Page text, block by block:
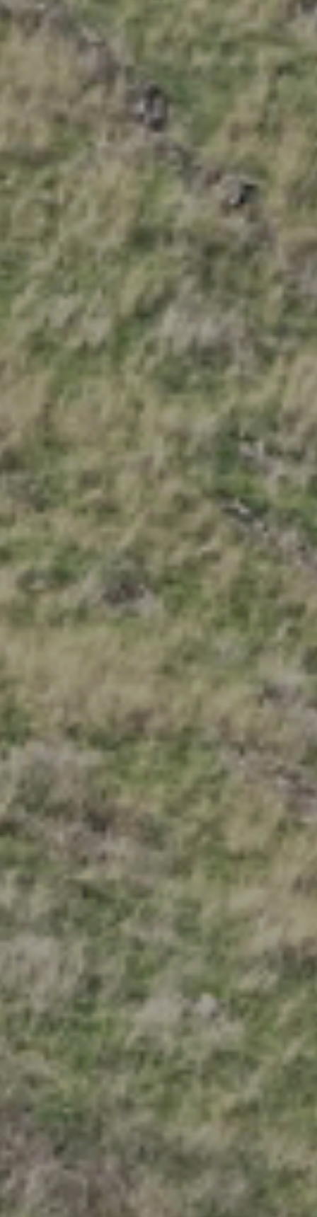
Media
Planos Diretores de Iluminação do
Concelho
EN